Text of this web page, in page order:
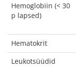
Hemoglobiin (< 30
p lapsed)
Hematokrit
Leukotsüüdid